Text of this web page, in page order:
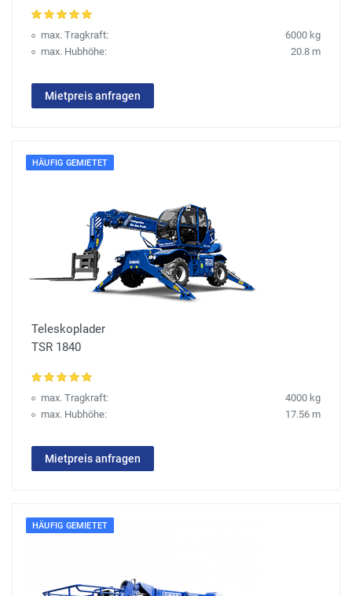
max. Tragkraft:
6000 kg
max. Hubhöhe:
20.8 m
Mietpreis anfragen
HÄUFIG GEMIETET
Teleskoplader
TSR 1840
max. Tragkraft:
4000 kg
max. Hubhöhe:
17.56 m
Mietpreis anfragen
HÄUFIG GEMIETET